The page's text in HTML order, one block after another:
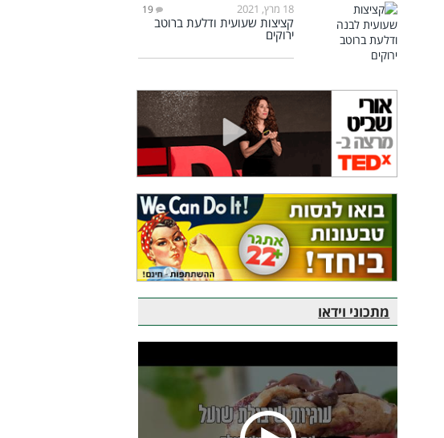
18 מרץ, 2021 19
קציצות שעועית ודלעת ברוטב
ירוקים
מתכוני וידאו